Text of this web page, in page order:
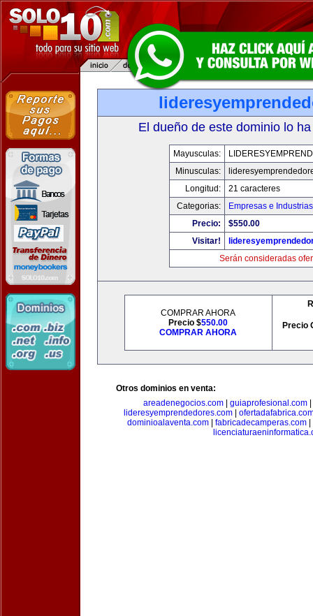
El dueño de este dominio lo
Mayusculas:
Minusculas:
Longitud:
21 caracteres
Categorias:
Empresas e Industrias
Precio:
$550.00
Visitar!
Serán consideradas
COMPRAR AHORA
Precio $550.00
COMPRAR AHORA
Precio
Otros dominios en venta:
areadenegocios.com
guiaprofesional.com
lideresyemprendedores.com
dominioalaventa.com
fabricadecamperas.com